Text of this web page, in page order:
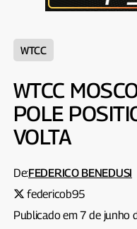
WTCC
WTCC
POLE
VOLTA
De:FEDERICO BENEDUSI
federicob95
Publicado em 7 de